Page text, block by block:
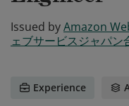
Issued byAmazon
ェブサービスジャパン
Experience